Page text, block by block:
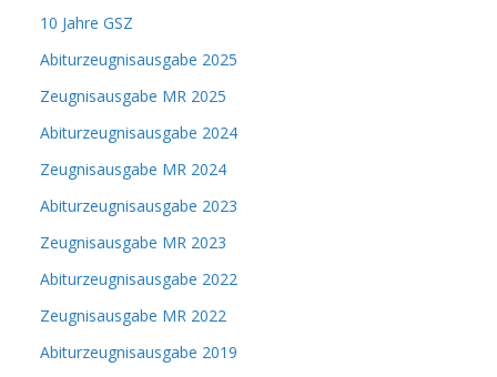
10 Jahre GSZ
Abiturzeugnisausgabe 2025
Zeugnisausgabe MR 2025
Abiturzeugnisausgabe 2024
Zeugnisausgabe MR 2024
Abiturzeugnisausgabe 2023
Zeugnisausgabe MR 2023
Abiturzeugnisausgabe 2022
Zeugnisausgabe MR 2022
Abiturzeugnisausgabe 2019